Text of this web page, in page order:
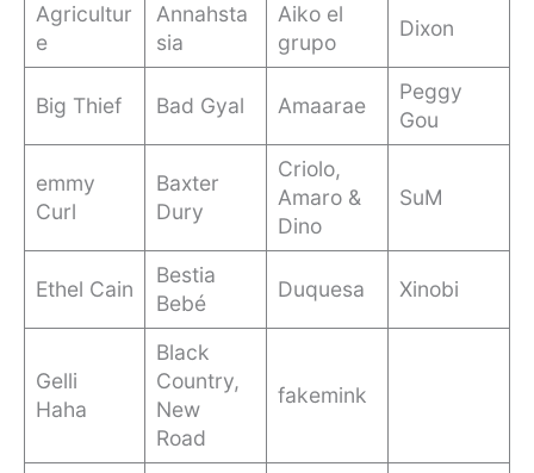
Agricultur
e
Annahsta
sia
Aiko el
grupo
Dixon
Big Thief Bad Gyal Amaarae
Peggy
Gou
emmy
Curl
Baxter
Dury
Criolo,
Amaro &
Dino
SuM
Ethel Cain
Bestia
Bebé
Duquesa Xinobi
Gelli
Haha
Black
Country,
New
Road
fakemink